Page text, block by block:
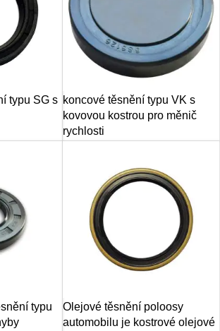
typu SG s koncové těsnění typu VK s
kovovou kostrou pro měnič
rychlosti
typu
Olejové těsnění poloosy
automobilu je kostrové olejové